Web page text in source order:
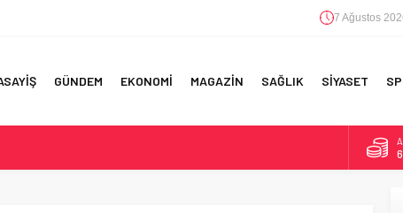
7 Ağustos
GÜNDEM EKONOMİ MAGAZİN SAĞLIK SİYASET
5’İNCİLİK!